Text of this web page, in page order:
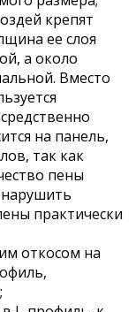
крепят
ее слоя
а около
Вместо
на панель,
так как
пены
практически
откосом на